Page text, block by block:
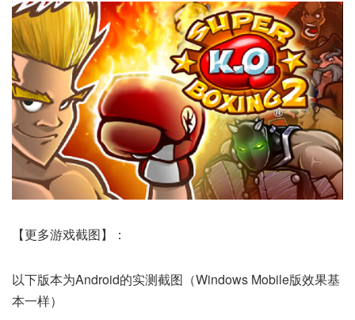
【更多游戏截图】：
以下版本为Android的实测截图（Windows Mobile版效果基
本一样）